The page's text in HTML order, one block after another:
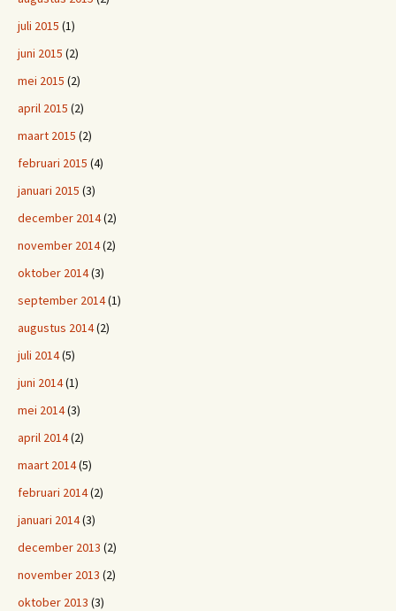
juli 2015 (1)
juni 2015 (2)
mei 2015 (2)
april 2015 (2)
maart 2015 (2)
februari 2015 (4)
januari 2015 (3)
december 2014(2)
november 2014(2)
oktober 2014(3)
september 2014(1)
augustus 2014(2)
juli 2014(5)
juni 2014(1)
mei 2014(3)
april 2014(2)
maart 2014(5)
februari 2014(2)
januari 2014(3)
december 2013 (2)
november 2013 (2)
oktober 2013 (3)